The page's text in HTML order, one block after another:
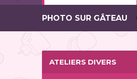
PHOTO SUR GÂTEAU
ATELIERS DIVERS